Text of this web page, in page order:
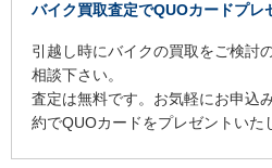
バイク買取査定でQUOカードプレ
引越し時にバイクの買取をご検討
相談下さい。
査定は無料です。お気軽にお申込
約でQUOカードをプレゼントいた